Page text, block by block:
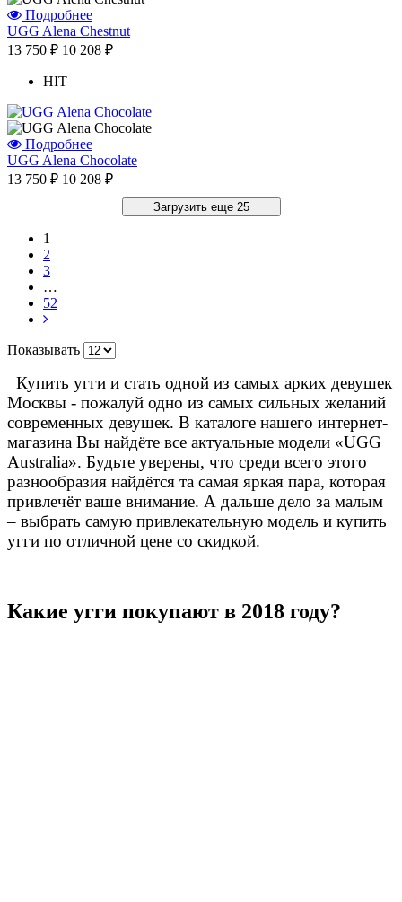
Подробнее
UGG Alena Chestnut
13 750 ₽ 10 208 ₽
HIT
Подробнее
UGG Alena Chocolate
13 750 ₽ 10 208 ₽
Загрузить еще 25
1
2
3
…
52
Показывать
Купить угги и стать одной из самых арких девушек
Москвы - пожалуй одно из самых сильных желаний
современных девушек. В каталоге нашего интернет-
магазина Вы найдёте все актуальные модели «UGG
Australia». Будьте уверены, что среди всего этого
разнообразия найдётся та самая яркая пара, которая
привлечёт ваше внимание. А дальше дело за малым
– выбрать самую привлекательную модель и купить
угги по отличной цене со скидкой.
Какие угги покупают в 2018 году?